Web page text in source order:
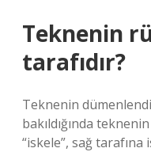
Teknenin
tarafıdır?
Teknenin
bakıldığında
“iskele”, sağ tarafına